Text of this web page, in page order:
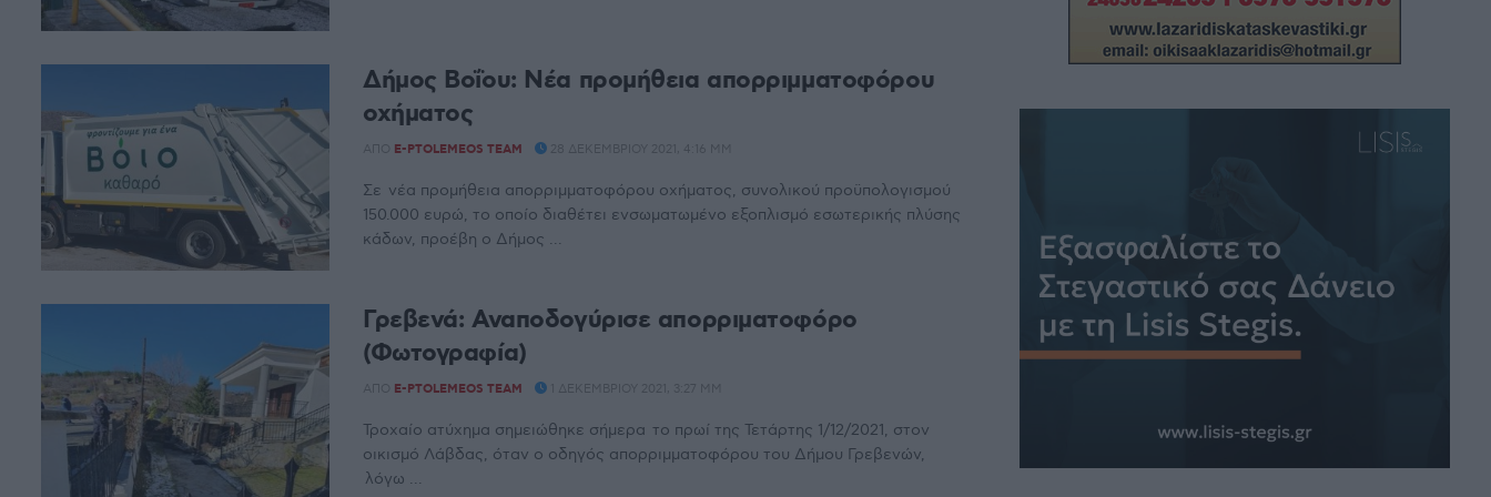
Δήμος Βοΐου: Νέα προμήθεια απορριμματοφόρου
οχήματος
ΑΠΌ E-PTOLEMEOS TEAM 28 ΔΕΚΕΜΒΡΊΟΥ 2021, 4:16 ΜΜ
Σε νέα προμήθεια απορριμματοφόρου οχήματος, συνολικού προϋπολογισμού
150.000 ευρώ, το οποίο διαθέτει ενσωματωμένο εξοπλισμό εσωτερικής πλύσης
κάδων, προέβη ο Δήμος ...
Γρεβενά: Αναποδογύρισε απορριματοφόρο
(Φωτογραφία)
ΑΠΌ E-PTOLEMEOS TEAM 1 ΔΕΚΕΜΒΡΊΟΥ 2021, 3:27 ΜΜ
Τροχαίο ατύχημα σημειώθηκε σήμερα το πρωί της Τετάρτης 1/12/2021, στον
οικισμό Λάβδας, όταν ο οδηγός απορριμματοφόρου του Δήμου Γρεβενών,
λόγω ...